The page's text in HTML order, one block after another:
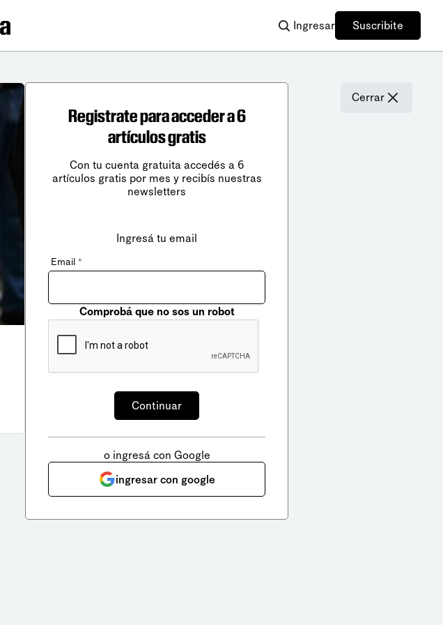
Ingresar Suscribite
Cerrar
Registrate para acceder a 6
artículos gratis
Con tu cuenta gratuita accedés a 6
artículos gratis por mes y recibís nuestras
newsletters
Ingresá tu email
Email *
Comprobá que no sos un robot
o ingresá con Google
ingresar con google